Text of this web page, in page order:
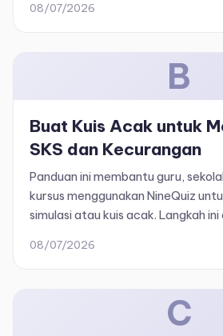
cepat, interaktif, dan kompetitif.
kompetisi langsung yang menarik,
untuk membuat ujian biasa.
08/07/2026
B
Buat Kuis Acak untuk
SKS dan Kecurangan
Panduan ini membantu guru,
kursus menggunakan NineQuiz
simulasi atau kuis acak. Langkah
saling berbagi jawaban, serta
08/07/2026
C